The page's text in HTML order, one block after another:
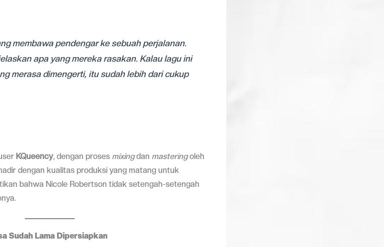
membawa pendengar ke sebuah perjalanan.
apa yang mereka rasakan. Kalau lagu ini
merasa dimengerti, itu sudah lebih dari cukup
KQueency, dengan proses mixingdan masteringoleh
dengan kualitas produksi yang matang untuk
bahwa Nicole Robertson tidak setengah-setengah
Sudah Lama Dipersiapkan